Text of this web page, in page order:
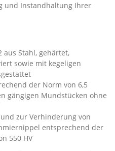
und Instandhaltung Ihrer
aus Stahl, gehärtet,
sowie mit kegeligen
der Norm von 6,5
gängigen Mundstücken ohne
zur Verhinderung von
entsprechend der
550 HV